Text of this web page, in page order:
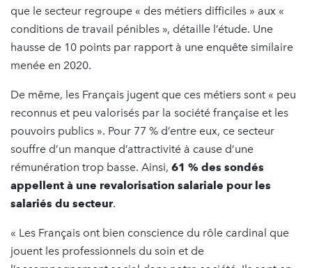
que le secteur regroupe « des métiers difficiles » aux «
conditions de travail pénibles », détaille l’étude. Une
hausse de 10 points par rapport à une enquête similaire
menée en 2020.
De même, les Français jugent que ces métiers sont « peu
reconnus et peu valorisés par la société française et les
pouvoirs publics ». Pour 77 % d’entre eux, ce secteur
souffre d’un manque d’attractivité à cause d’une
rémunération trop basse. Ainsi, 61 % des sondés
appellent à une revalorisation salariale pour les
salariés du secteur.
« Les Français ont bien conscience du rôle cardinal que
jouent les professionnels du soin et de